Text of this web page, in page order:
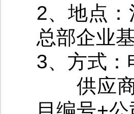
2、地点
总部企业
3、方式：
供应商